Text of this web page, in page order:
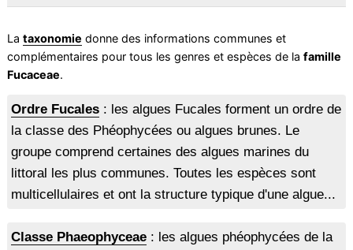
La taxonomie donne des informations communes et
complémentaires pour tous les genres et espèces de la famille
Fucaceae.
Ordre Fucales: les algues Fucales forment un ordre de
la classe des Phéophycées ou algues brunes. Le
groupe comprend certaines des algues marines du
littoral les plus communes. Toutes les espèces sont
multicellulaires et ont la structure typique d'une algue...
Classe Phaeophyceae: les algues phéophycées de la